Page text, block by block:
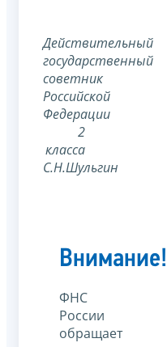
Действительный
государственный
советник
Российской
Федерации
2
класса
С.Н.Шульгин
Внимание!
ФНС
России
обращает